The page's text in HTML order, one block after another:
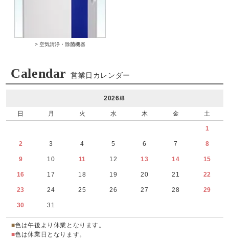
> 空気清浄・除菌機器
Calendar 営業日カレンダー
2026/8
日 月 火 水 木 金 土
1
2 3 4 5 6 7 8
9 10 11 12 13 14 15
16 17 18 19 20 21 22
23 24 25 26 27 28 29
30 31
■色は午後より休業となります。
■色は休業日となります。